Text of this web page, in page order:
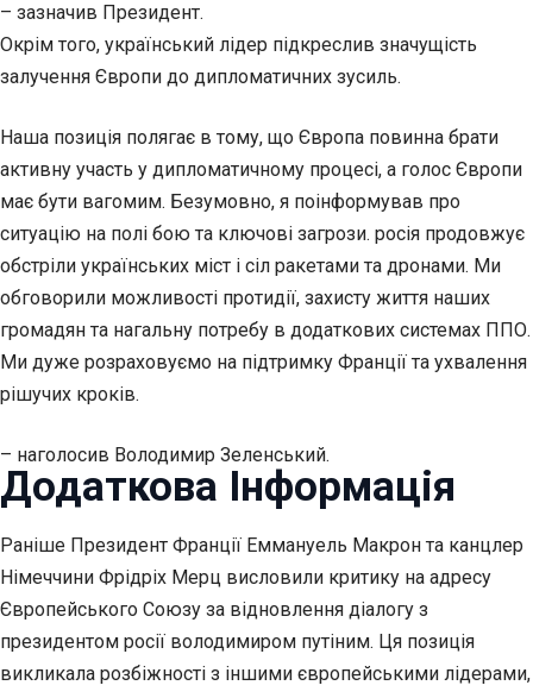
– зазначив Президент.
Окрім того, український лідер підкреслив значущість
залучення Європи до дипломатичних зусиль.
Наша позиція полягає в тому, що Європа повинна брати
активну участь у дипломатичному процесі, а голос Європи
має бути вагомим. Безумовно, я поінформував про
ситуацію на полі бою та ключові загрози. росія продовжує
обстріли українських міст і сіл ракетами та дронами. Ми
обговорили можливості протидії, захисту життя наших
громадян та нагальну потребу в додаткових системах ППО.
Ми дуже розраховуємо на підтримку Франції та ухвалення
рішучих кроків.
– наголосив Володимир Зеленський.
Додаткова Інформація
Раніше Президент Франції Еммануель Макрон та канцлер
Німеччини Фрідріх Мерц висловили критику на адресу
Європейського Союзу за відновлення діалогу з
президентом росії володимиром путіним. Ця позиція
викликала розбіжності з іншими європейськими лідерами,